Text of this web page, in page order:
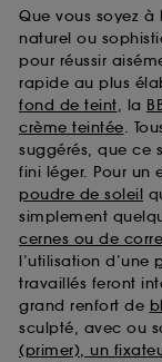
Que vous soyez
naturel ou
pour réussir
rapide au plus
fond de teint, la
crème teintée.
suggérés, que ce
fini léger. Pour un
poudre de soleil
simplement
cernes ou de
l’utilisation d’une
travaillés feront
grand renfort de
sculpté, avec ou
(primer), un